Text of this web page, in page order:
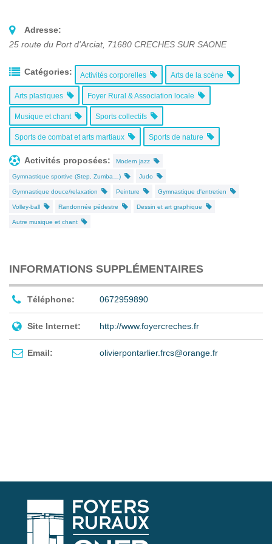
Adresse:
25 route du Port d'Arciat, 71680 CRECHES SUR SAONE
Catégories: Activités corporelles Arts de la scène
Arts plastiques Foyer Rural & Association locale
Musique et chant Sports collectifs
Sports de combat et arts martiaux Sports de nature
Activités proposées: Modern jazz
Gymnastique sportive (Step, Zumba…) Judo
Gymnastique douce/relaxation Peinture Gymnastique d'entretien
Volley-ball Randonnée pédestre Dessin et art graphique
Autre musique et chant
INFORMATIONS SUPPLÉMENTAIRES
Téléphone: 0672959890
Site Internet: http://www.foyercreches.fr
Email: olivierpontarlier.frcs@orange.fr